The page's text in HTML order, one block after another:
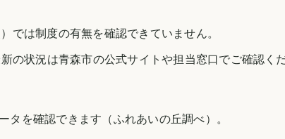
では制度の有無を確認できていません。
の状況は青森市の公式サイトや担当窓口でご確認く
タを確認できます（ふれあいの丘調べ）。